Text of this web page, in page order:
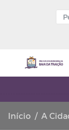
Início A